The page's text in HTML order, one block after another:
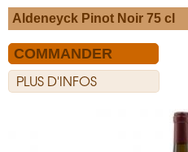
PLUS D'INFOS